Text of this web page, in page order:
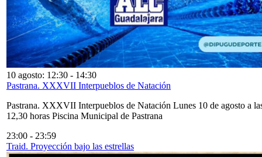
10 agosto: 12:30 - 14:30
Pastrana. XXXVII Interpueblos de Natación
Pastrana. XXXVII Interpueblos de Natación Lunes 10 de agosto a
12,30 horas Piscina Municipal de Pastrana
23:00 - 23:59
Traid. Proyección bajo las estrellas